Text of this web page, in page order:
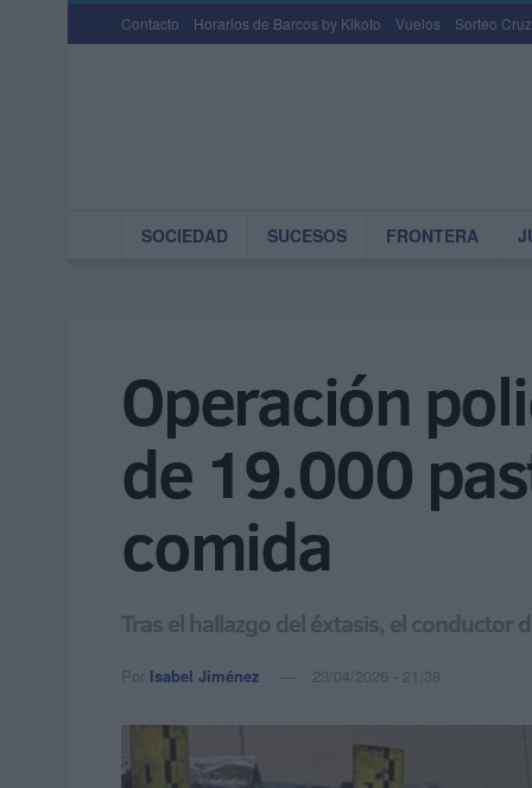
Contacto Horarios de Barcos by Kikoto Vuelos Sorteo
SOCIEDAD SUCESOS FRONTERA
Operación
de 19.000
comida
Tras el hallazgo del éxtasis, el
Por Isabel Jiménez 23/04/2026 - 21:38